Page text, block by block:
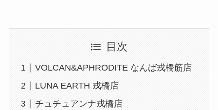
目次
VOLCAN&APHRODITE なんば戎橋筋店
LUNA EARTH 戎橋店
チュチュアンナ戎橋店